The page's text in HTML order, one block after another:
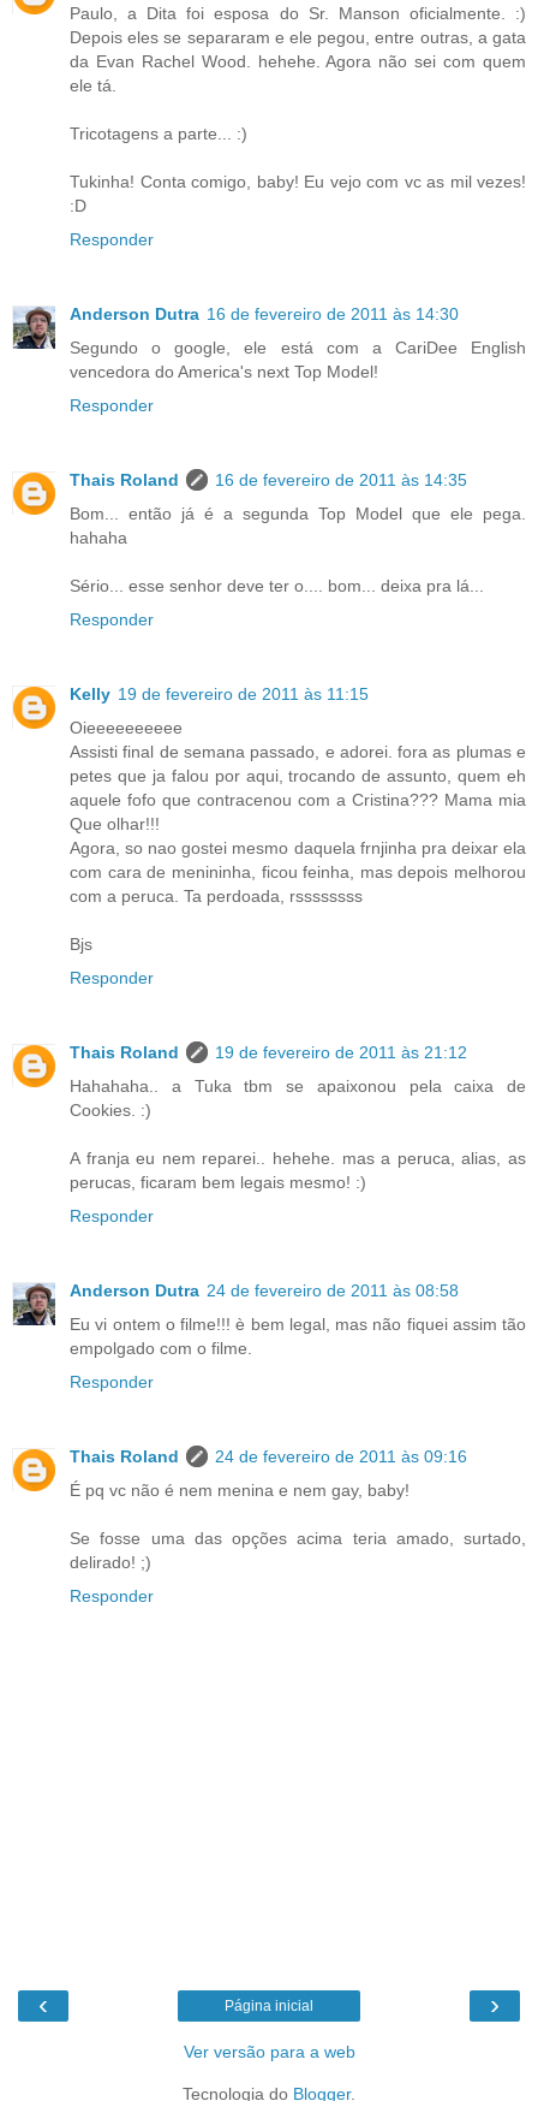
Paulo, a Dita foi esposa do Sr. Manson oficialmente. :)
Depois eles se separaram e ele pegou, entre outras, a gata
da Evan Rachel Wood. hehehe. Agora não sei com quem
ele tá.
Tricotagens a parte... :)
Tukinha! Conta comigo, baby! Eu vejo com vc as mil vezes!
:D
Responder
Anderson Dutra 16 de fevereiro de 2011 às 14:30
Segundo o google, ele está com a CariDee English
vencedora do America's next Top Model!
Responder
Thais Roland
16 de fevereiro de 2011 às 14:35
Bom... então já é a segunda Top Model que ele pega.
hahaha
Sério... esse senhor deve ter o.... bom... deixa pra lá...
Responder
Kelly 19 de fevereiro de 2011 às 11:15
Oieeeeeeeeee
Assisti final de semana passado, e adorei. fora as plumas e
petes que ja falou por aqui, trocando de assunto, quem eh
aquele fofo que contracenou com a Cristina??? Mama mia
Que olhar!!!
Agora, so nao gostei mesmo daquela frnjinha pra deixar ela
com cara de menininha, ficou feinha, mas depois melhorou
com a peruca. Ta perdoada, rssssssss
Bjs
Responder
Thais Roland
19 de fevereiro de 2011 às 21:12
Hahahaha.. a Tuka tbm se apaixonou pela caixa de
Cookies. :)
A franja eu nem reparei.. hehehe. mas a peruca, alias, as
perucas, ficaram bem legais mesmo! :)
Responder
Anderson Dutra 24 de fevereiro de 2011 às 08:58
Eu vi ontem o filme!!! è bem legal, mas não fiquei assim tão
empolgado com o filme.
Responder
Thais Roland
24 de fevereiro de 2011 às 09:16
É pq vc não é nem menina e nem gay, baby!
Se fosse uma das opções acima teria amado, surtado,
delirado! ;)
Responder
‹ ›
Página inicial
Ver versão para a web
Tecnologia do Blogger.